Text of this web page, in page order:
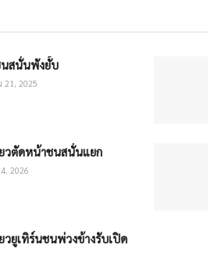
สนั่นพังยั้บ
2025
ยวตัดหน้าชนสนั่นแยก​
2026
วยูเทิร์นชนพ่วงข้างรับเปิด